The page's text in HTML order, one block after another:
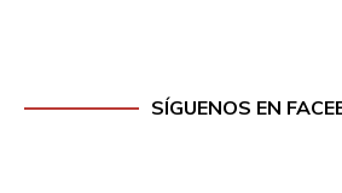
SÍGUENOS EN